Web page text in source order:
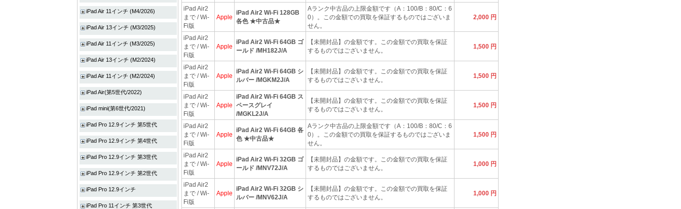
iPad Air2
まで / Wi-
Fi版
Apple
iPad Air2 Wi-Fi 128GB
各色 ★中古品★
Aランク中古品の上限金額です（A：100/B：80/C：6
0）。この金額での買取を保証するものではございま
せん。
2,000 円
iPad Air2
まで / Wi-
Fi版
Apple
iPad Air2 Wi-Fi 64GB ゴ
ールド /MH182J/A
【未開封品】の金額です。この金額での買取を保証
するものではございません。
1,500 円
iPad Air2
まで / Wi-
Fi版
Apple
iPad Air2 Wi-Fi 64GB シ
ルバー /MGKM2J/A
【未開封品】の金額です。この金額での買取を保証
するものではございません。
1,500 円
iPad Air2
まで / Wi-
Fi版
Apple
iPad Air2 Wi-Fi 64GB ス
ペースグレイ
/MGKL2J/A
【未開封品】の金額です。この金額での買取を保証
するものではございません。
1,500 円
iPad Air2
まで / Wi-
Fi版
Apple
iPad Air2 Wi-Fi 64GB 各
色 ★中古品★
Aランク中古品の上限金額です（A：100/B：80/C：6
0）。この金額での買取を保証するものではございま
せん。
1,500 円
iPad Air2
まで / Wi-
Fi版
Apple
iPad Air2 Wi-Fi 32GB ゴ
ールド /MNV72J/A
【未開封品】の金額です。この金額での買取を保証
するものではございません。
1,000 円
iPad Air2
まで / Wi-
Fi版
Apple
iPad Air2 Wi-Fi 32GB シ
ルバー /MNV62J/A
【未開封品】の金額です。この金額での買取を保証
するものではございません。
1,000 円
iPad Air 11インチ (M4/2026)
iPad Air 13インチ (M3/2025)
iPad Air 11インチ (M3/2025)
iPad Air 13インチ (M2/2024)
iPad Air 11インチ (M2/2024)
iPad Air(第5世代/2022)
iPad mini(第6世代/2021)
iPad Pro 12.9インチ 第5世代
iPad Pro 12.9インチ 第4世代
iPad Pro 12.9インチ 第3世代
iPad Pro 12.9インチ 第2世代
iPad Pro 12.9インチ
iPad Pro 11インチ 第3世代